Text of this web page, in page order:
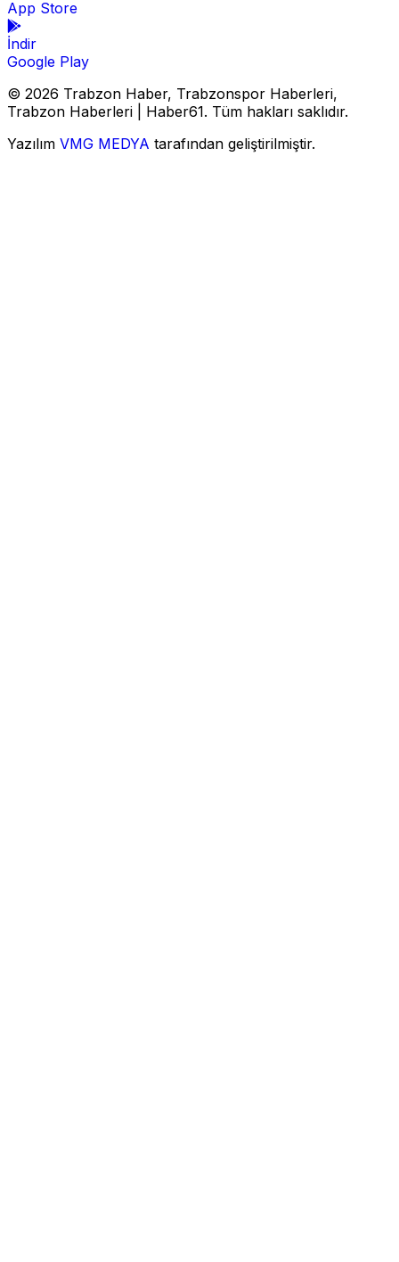
App Store
İndir
Google Play
© 2026 Trabzon Haber, Trabzonspor Haberleri,
Trabzon Haberleri | Haber61. Tüm hakları saklıdır.
Yazılım VMG MEDYA tarafından geliştirilmiştir.